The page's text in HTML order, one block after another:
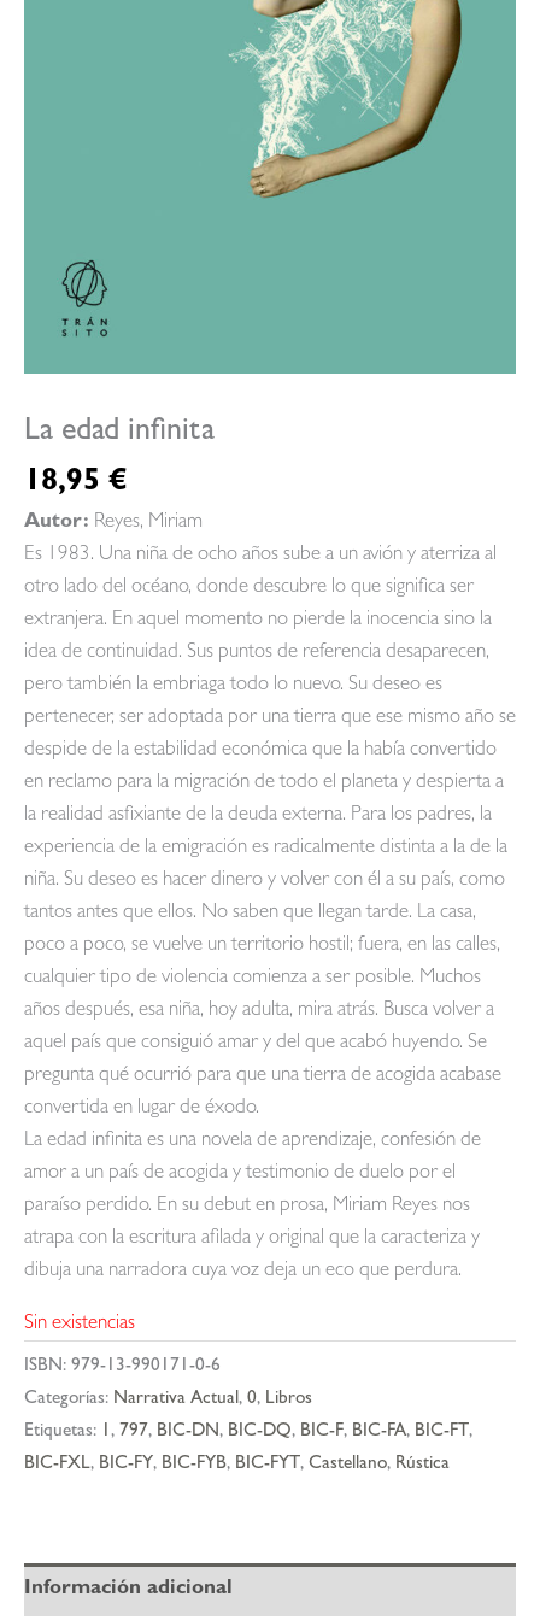
La edad infinita
18,95 €
Autor: Reyes, Miriam
Es 1983. Una niña de ocho años sube a un avión y aterriza al
otro lado del océano, donde descubre lo que significa ser
extranjera. En aquel momento no pierde la inocencia sino la
idea de continuidad. Sus puntos de referencia desaparecen,
pero también la embriaga todo lo nuevo. Su deseo es
pertenecer, ser adoptada por una tierra que ese mismo año se
despide de la estabilidad económica que la había convertido
en reclamo para la migración de todo el planeta y despierta a
la realidad asfixiante de la deuda externa. Para los padres, la
experiencia de la emigración es radicalmente distinta a la de la
niña. Su deseo es hacer dinero y volver con él a su país, como
tantos antes que ellos. No saben que llegan tarde. La casa,
poco a poco, se vuelve un territorio hostil; fuera, en las calles,
cualquier tipo de violencia comienza a ser posible. Muchos
años después, esa niña, hoy adulta, mira atrás. Busca volver a
aquel país que consiguió amar y del que acabó huyendo. Se
pregunta qué ocurrió para que una tierra de acogida acabase
convertida en lugar de éxodo.
La edad infinita es una novela de aprendizaje, confesión de
amor a un país de acogida y testimonio de duelo por el
paraíso perdido. En su debut en prosa, Miriam Reyes nos
atrapa con la escritura afilada y original que la caracteriza y
dibuja una narradora cuya voz deja un eco que perdura.
Sin existencias
ISBN: 979-13-990171-0-6
Categorías: Narrativa Actual, 0, Libros
Etiquetas: 1 , 797, BIC-DN, BIC-DQ, BIC-F, BIC-FA, BIC-FT ,
BIC-FXL, BIC-FY, BIC-FYB, BIC-FYT , Castellano, Rústica
Información adicional